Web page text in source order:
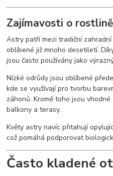
Zajímavosti o rostlině
Astry patří mezi tradiční
oblíbené již mnoho desetiletí.
jsou často používány jako
Nízké odrůdy jsou oblíbené
kde se využívají pro tvorbu
záhonů. Kromě toho jsou
balkony a terasy.
Květy astry navíc přitahují
což pomáhá podporovat
Často kladené